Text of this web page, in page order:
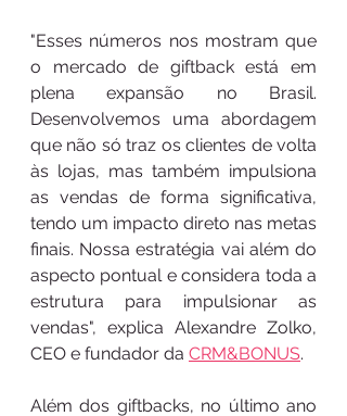
"Esses números nos mostram que
o mercado de giftback está em
plena expansão no Brasil.
Desenvolvemos uma abordagem
que não só traz os clientes de volta
às lojas, mas também impulsiona
as vendas de forma significativa,
tendo um impacto direto nas metas
finais. Nossa estratégia vai além do
aspecto pontual e considera toda a
estrutura para impulsionar as
vendas", explica Alexandre Zolko,
CEO e fundador da CRM&BONUS.
Além dos giftbacks, no último ano